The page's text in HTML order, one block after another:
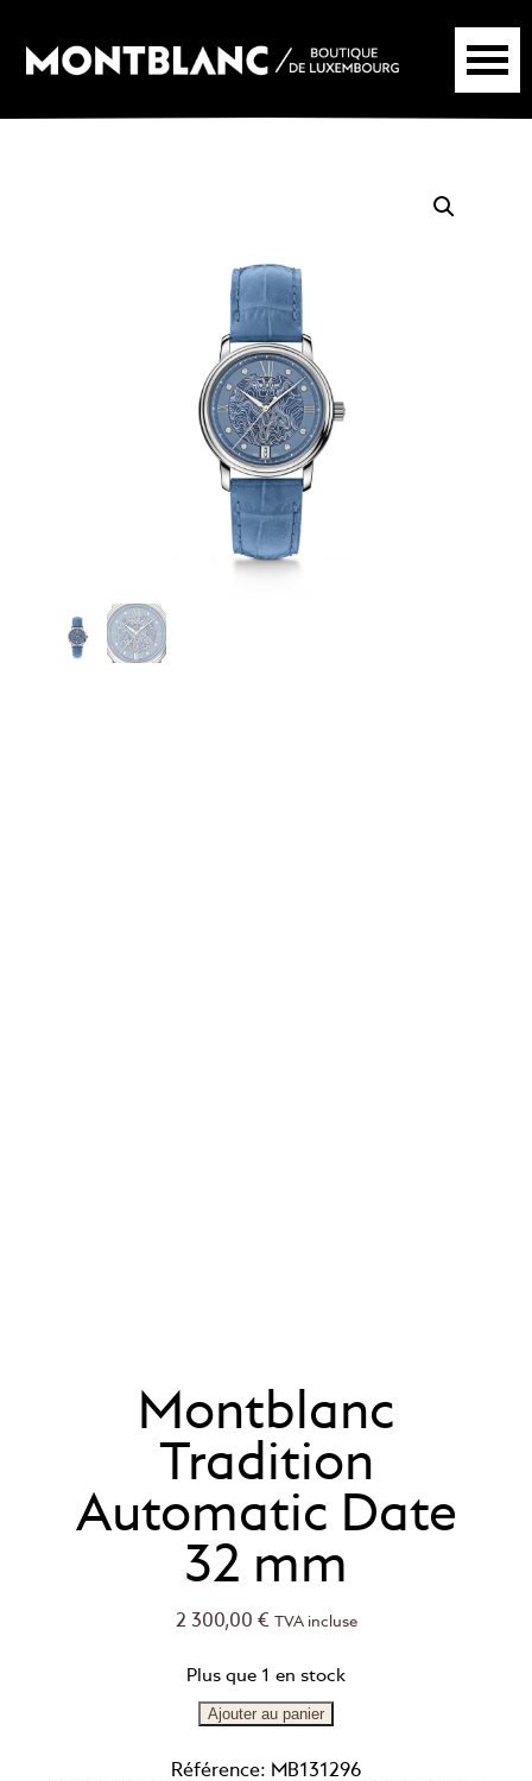
Montblanc
Tradition
Automatic Date
32 mm
2 300,00 € TVA incluse
Plus que 1 en stock
Ajouter au panier
Référence: MB131296